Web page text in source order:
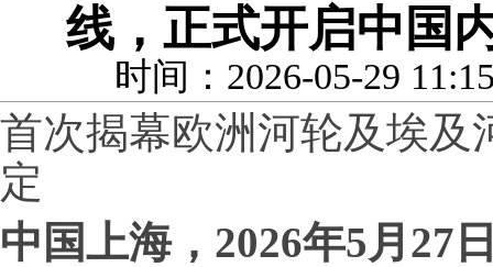
线，正式开启中国
时间：2026-05-29
首次揭幕欧洲河轮及埃及
定
中国上海，2026年5月 27